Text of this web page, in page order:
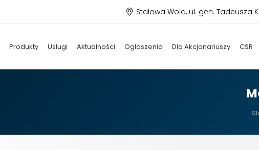
Stalowa Wola, ul. gen. Tadeusza
Produkty Usługi Aktualności Ogłoszenia Dla Akcjonariuszy CSR